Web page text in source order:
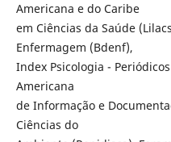
Americana e do Caribe
em Ciências da Saúde
Enfermagem (Bdenf),
Index Psicologia -
Americana
de Informação e
Ciências do